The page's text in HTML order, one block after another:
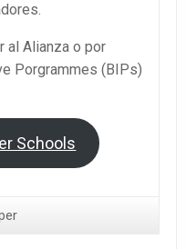
al Alianza o por
Porgrammes (BIPs)
Schools